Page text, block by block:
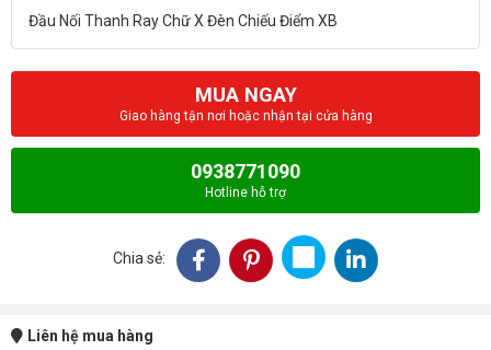
MUA NGAY
Giao hàng tận nơi hoặc nhận tại cửa hàng
0938771090
Hotline hỗ trợ
Chia sẻ:
Liên hệ mua hàng